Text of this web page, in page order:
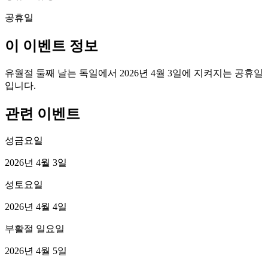
공휴일
이 이벤트 정보
유월절 둘째 날는 독일에서 2026년 4월 3일에 지켜지는 공휴일
입니다.
관련 이벤트
성금요일
2026년 4월 3일
성토요일
2026년 4월 4일
부활절 일요일
2026년 4월 5일